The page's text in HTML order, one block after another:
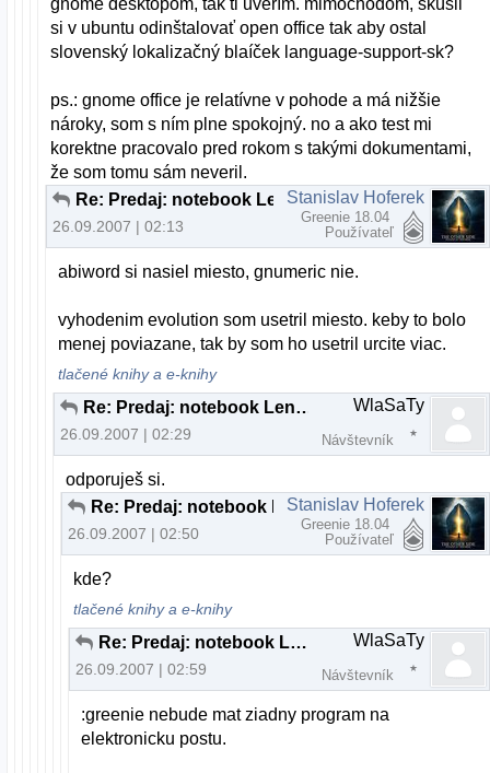
gnome desktopom, tak ti uverím. mimochodom, skúsil
si v ubuntu odinštalovať open office tak aby ostal
slovenský lokalizačný blaíček language-support-sk?
ps.: gnome office je relatívne v pohode a má nižšie
nároky, som s ním plne spokojný. no a ako test mi
korektne pracovalo pred rokom s takými dokumentami,
že som tomu sám neveril.
Re: Predaj: notebook Lenovo 3000 C200
26.09.2007 | 02:13
Stanislav Hoferek
Greenie 18.04
Používateľ
abiword si nasiel miesto, gnumeric nie.
vyhodenim evolution som usetril miesto. keby to bolo
menej poviazane, tak by som ho usetril urcite viac.
tlačené knihy a e-knihy
Re: Predaj: notebook Lenovo 3000 C200
26.09.2007 | 02:29
WlaSaTy
Návštevník
odporuješ si.
Re: Predaj: notebook Lenovo 3000 C200
26.09.2007 | 02:50
Stanislav Hoferek
Greenie 18.04
Používateľ
kde?
tlačené knihy a e-knihy
Re: Predaj: notebook Lenovo 3000 C200
26.09.2007 | 02:59
WlaSaTy
Návštevník
:greenie nebude mat ziadny program na
elektronicku postu.